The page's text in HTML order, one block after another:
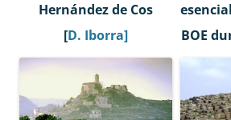
Hernández de Cos
[D. Iborra]
BOE